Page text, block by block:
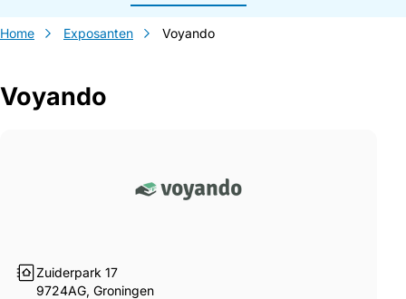
Home Exposanten Voyando
Voyando
Zuiderpark 17
9724AG, Groningen